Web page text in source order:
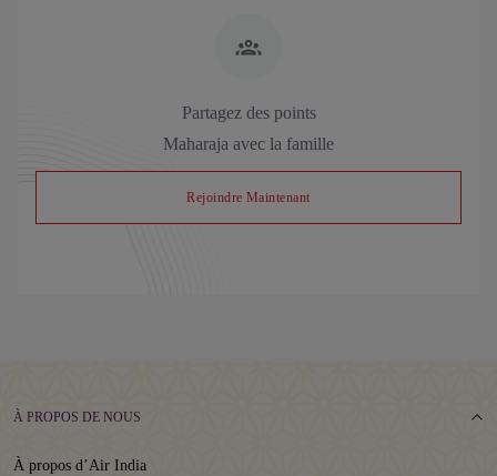
Partagez des points
Maharaja avec la famille
Rejoindre Maintenant
À PROPOS DE NOUS
À propos d’Air India